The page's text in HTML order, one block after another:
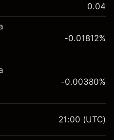
jest dostępny do
knock-out
0.04
-0.01812%
-0.00380%
21:00 (UTC)